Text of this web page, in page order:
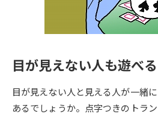
大学入学共通テスト「受験上の
高
高等学校（情報）教員資格認定
目が見えない人も遊べ
目が見えない人と見える人が一緒
あるでしょうか。点字つきのトラ